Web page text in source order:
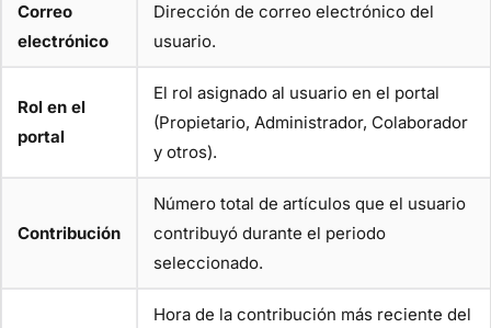
Correo
electrónico
Dirección de correo electrónico del
usuario.
Rol en el
portal
El rol asignado al usuario en el portal
(Propietario, Administrador, Colaborador
y otros).
Contribución
Número total de artículos que el usuario
contribuyó durante el periodo
seleccionado.
Hora de la contribución más reciente del